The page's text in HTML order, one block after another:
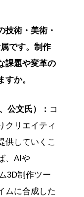
術・美術・
です。制作
課題や変革の
か。
公文氏）： コ
クリエイティ
供していくこ
、AIや
3D制作ツー
ムに合成した